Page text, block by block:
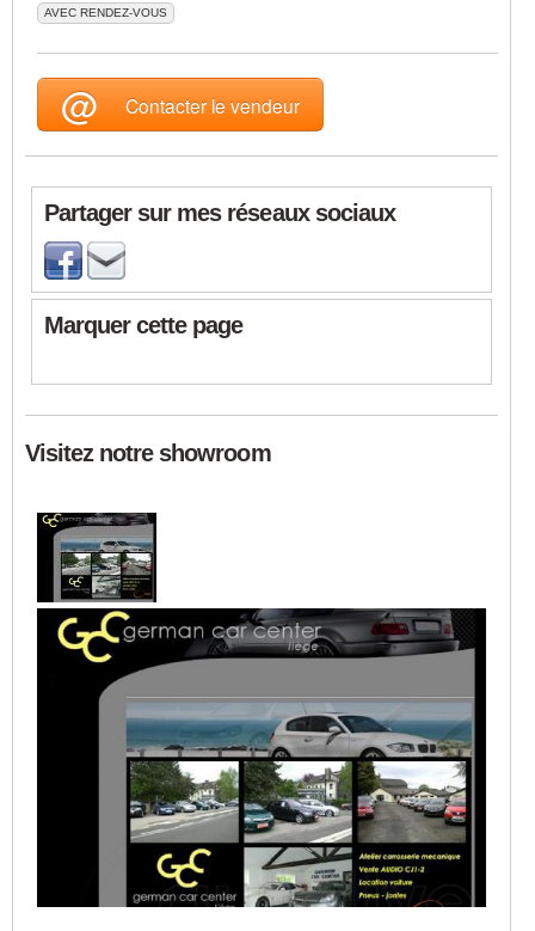
AVEC RENDEZ-VOUS
@Contacter le vendeur
Partager sur mes réseaux sociaux
Marquer cette page
Visitez notre showroom